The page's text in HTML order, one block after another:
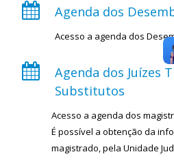
Agenda dos
Acesso a agenda dos
Agenda dos Juízes
Substitutos
Acesso a agenda dos
É possível a obtenção da
magistrado, pela Unidade